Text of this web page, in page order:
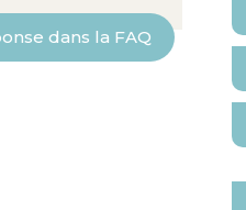
dans la FAQ